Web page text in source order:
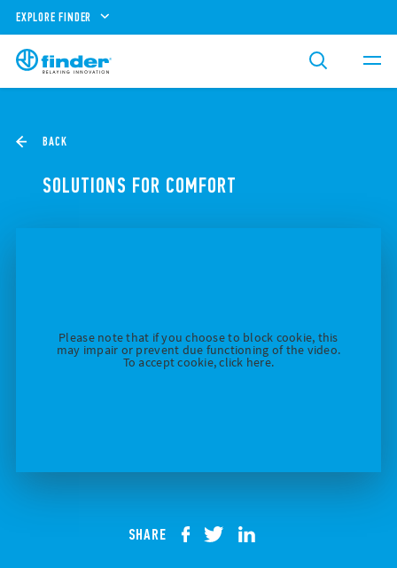
EXPLORE FINDER
BACK
SOLUTIONS FOR COMFORT
Please note that if you choose to block cookie, this
may impair or prevent due functioning of the video.
To accept cookie, click here.
SHARE